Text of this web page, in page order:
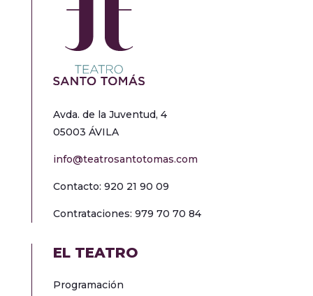
Avda. de la Juventud, 4
05003 ÁVILA
info@teatrosantotomas.com
Contacto: 920 21 90 09
Contrataciones: 979 70 70 84
EL TEATRO
Programación